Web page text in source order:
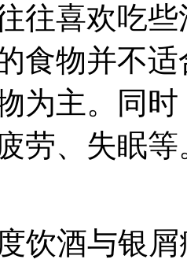
往喜欢吃
食物并不
为主。同
劳、失眠
饮酒与银